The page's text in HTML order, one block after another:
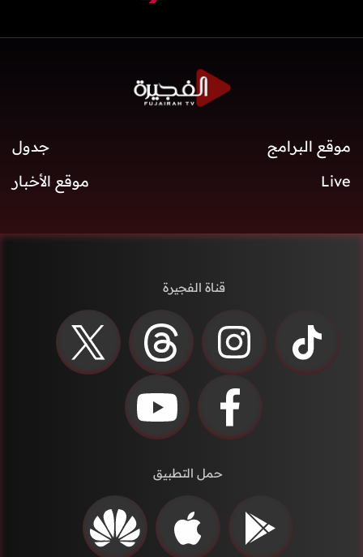
موقع البرامج
جدول
Live
موقع الأخبار
قناة الفجيرة
حمل التطبيق